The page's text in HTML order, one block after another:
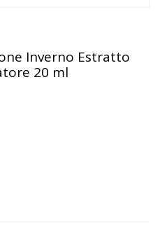
Inverno Estratto
20 ml